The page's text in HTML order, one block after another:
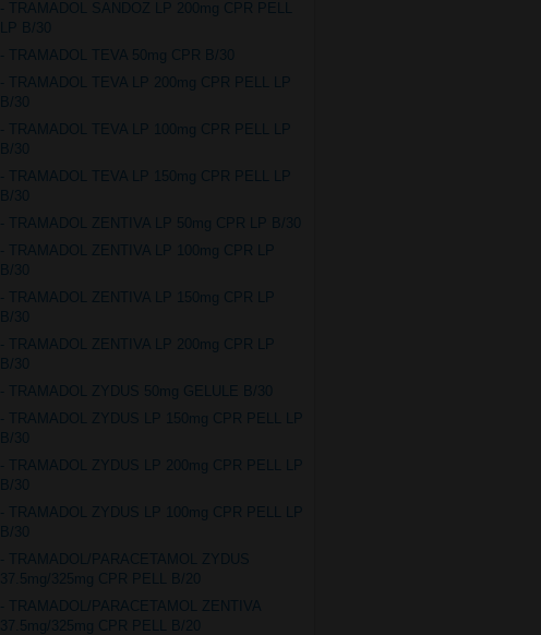
- TRAMADOL SANDOZ LP 200mg CPR PELL
LP B/30
- TRAMADOL TEVA 50mg CPR B/30
- TRAMADOL TEVA LP 200mg CPR PELL LP
B/30
- TRAMADOL TEVA LP 100mg CPR PELL LP
B/30
- TRAMADOL TEVA LP 150mg CPR PELL LP
B/30
- TRAMADOL ZENTIVA LP 50mg CPR LP B/30
- TRAMADOL ZENTIVA LP 100mg CPR LP
B/30
- TRAMADOL ZENTIVA LP 150mg CPR LP
B/30
- TRAMADOL ZENTIVA LP 200mg CPR LP
B/30
- TRAMADOL ZYDUS 50mg GELULE B/30
- TRAMADOL ZYDUS LP 150mg CPR PELL LP
B/30
- TRAMADOL ZYDUS LP 200mg CPR PELL LP
B/30
- TRAMADOL ZYDUS LP 100mg CPR PELL LP
B/30
- TRAMADOL/PARACETAMOL ZYDUS
37.5mg/325mg CPR PELL B/20
- TRAMADOL/PARACETAMOL ZENTIVA
37.5mg/325mg CPR PELL B/20